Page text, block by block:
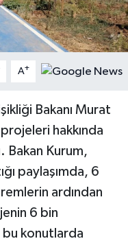
A+
Bakanı Murat
hakkında
Bakan Kurum,
paylaşımda, 6
ardından
6 bin
bu konutlarda